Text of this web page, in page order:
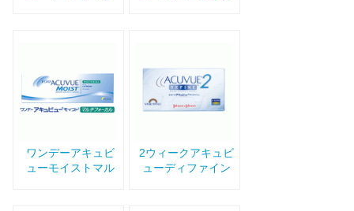
ワンデーアキュビ
ューモイストマル
2ウィークアキュビ
ューディファイン